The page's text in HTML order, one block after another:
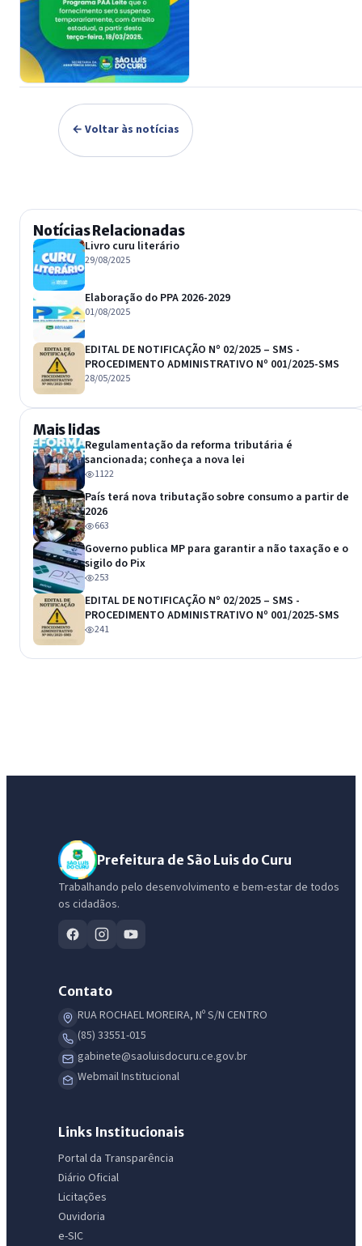
← Voltar às notícias
Notícias Relacionadas
Livro curu literário
29/08/2025
Elaboração do PPA 2026-2029
01/08/2025
EDITAL DE NOTIFICAÇÃO Nº 02/2025 – SMS -
PROCEDIMENTO ADMINISTRATIVO Nº 001/2025-SMS
28/05/2025
Mais lidas
Regulamentação da reforma tributária é
sancionada; conheça a nova lei
1122
País terá nova tributação sobre consumo a partir de
2026
663
Governo publica MP para garantir a não taxação e o
sigilo do Pix
253
EDITAL DE NOTIFICAÇÃO Nº 02/2025 – SMS -
PROCEDIMENTO ADMINISTRATIVO Nº 001/2025-SMS
241
Prefeitura de São Luis do Curu
Trabalhando pelo desenvolvimento e bem-estar de todos
os cidadãos.
Contato
RUA ROCHAEL MOREIRA, Nº S/N CENTRO
(85) 33551-015
gabinete@saoluisdocuru.ce.gov.br
Webmail Institucional
Links Institucionais
Portal da Transparência
Diário Oficial
Licitações
Ouvidoria
e-SIC